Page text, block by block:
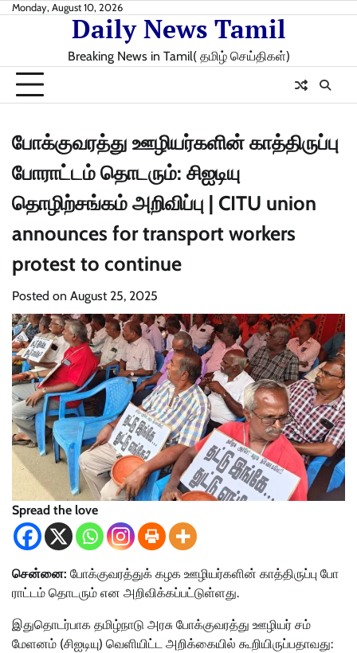
SkipMonday, August 10, 2026
Daily News Tamil
Breaking News in Tamil( தமிழ் செய்திகள்)
போக்குவரத்து ஊழியர்களின் காத்திருப்பு
போராட்டம் தொடரும்: சிஐடியு
தொழிற்சங்கம் அறிவிப்பு | CITU union
announces for transport workers
protest to continue
Posted on August 25, 2025
Spread the love
சென்னை: போக்​கு​வரத்​துக் கழக ஊழியர்​களின் காத்​திருப்பு போ​
ராட்​டம் தொடரும் என அறிவிக்​கப்​பட்​டுள்​ளது.
இதுதொடர்​பாக தமிழ்​நாடு அரசு போக்​கு​வரத்து ஊழியர் சம்​
மேளனம் (சிஐடி​யு) வெளி​யிட்ட அறிக்​கை​யில் கூறி​யிருப்​ப​தாவது: